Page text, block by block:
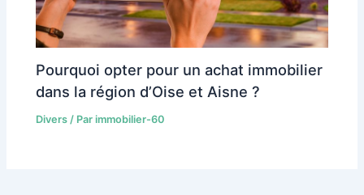
Pourquoi opter pour un achat immobilier
dans la région d’Oise et Aisne ?
Divers / Parimmobilier-60